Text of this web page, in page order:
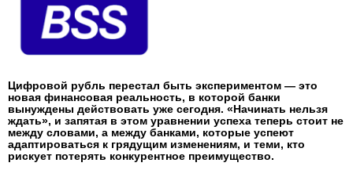
Цифровой рубль перестал быть экспериментом — это
новая финансовая реальность, в которой банки
вынуждены действовать уже сегодня. «Начинать нельзя
ждать», и запятая в этом уравнении успеха теперь стоит не
между словами, а между банками, которые успеют
адаптироваться к грядущим изменениям, и теми, кто
рискует потерять конкурентное преимущество.